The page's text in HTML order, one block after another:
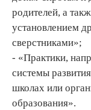
родителей, а
установлением
сверстниками»;
- «Практики,
системы
школах или
образования».